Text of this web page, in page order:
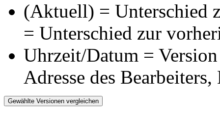
(Aktuell) = Unterschied
= Unterschied zur
Uhrzeit/Datum =
Adresse des